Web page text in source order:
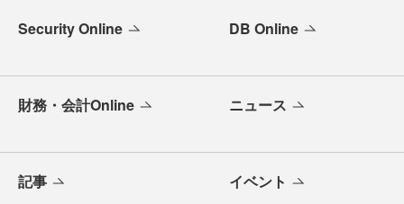
Security Online DB Online
財務・会計Online ニュース
記事 イベント